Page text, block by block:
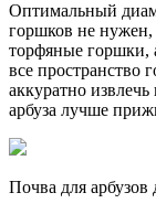
Оптимальный
горшков не
торфяные горшки,
все пространство
аккуратно
арбуза лучше
Почва для